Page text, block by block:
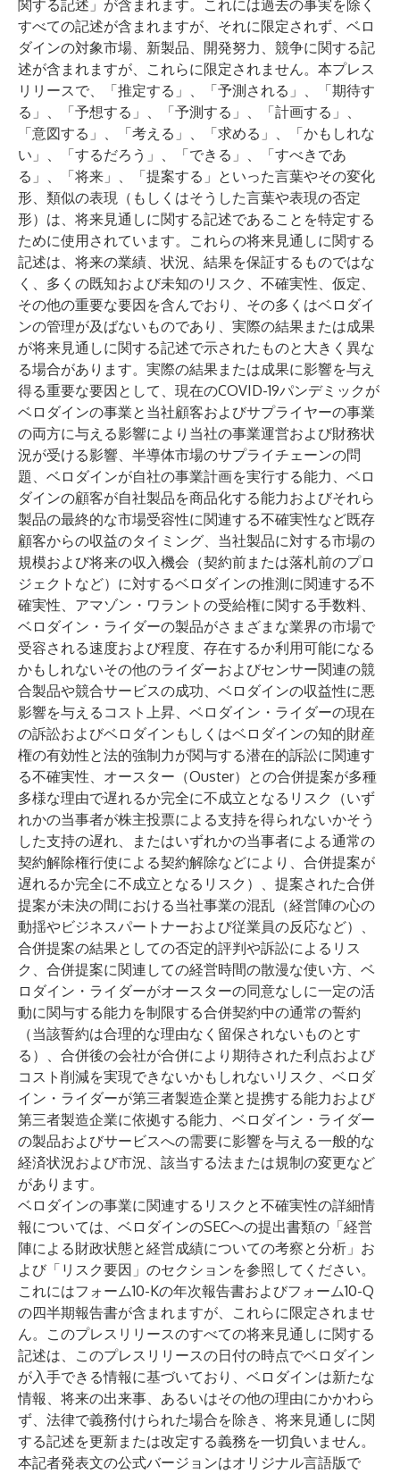
関する記述」が含まれます。これには過去の事実を除く
すべての記述が含まれますが、それに限定されず、ベロ
ダインの対象市場、新製品、開発努力、競争に関する記
述が含まれますが、これらに限定されません。本プレス
リリースで、「推定する」、「予測される」、「期待す
る」、「予想する」、「予測する」、「計画する」、
「意図する」、「考える」、「求める」、「かもしれな
い」、「するだろう」、「できる」、「すべきであ
る」、「将来」、「提案する」といった言葉やその変化
形、類似の表現（もしくはそうした言葉や表現の否定
形）は、将来見通しに関する記述であることを特定する
ために使用されています。これらの将来見通しに関する
記述は、将来の業績、状況、結果を保証するものではな
く、多くの既知および未知のリスク、不確実性、仮定、
その他の重要な要因を含んでおり、その多くはベロダイ
ンの管理が及ばないものであり、実際の結果または成果
が将来見通しに関する記述で示されたものと大きく異な
る場合があります。実際の結果または成果に影響を与え
得る重要な要因として、現在のCOVID-19パンデミックが
ベロダインの事業と当社顧客およびサプライヤーの事業
の両方に与える影響により当社の事業運営および財務状
況が受ける影響、半導体市場のサプライチェーンの問
題、ベロダインが自社の事業計画を実行する能力、ベロ
ダインの顧客が自社製品を商品化する能力およびそれら
製品の最終的な市場受容性に関連する不確実性など既存
顧客からの収益のタイミング、当社製品に対する市場の
規模および将来の収入機会（契約前または落札前のプロ
ジェクトなど）に対するベロダインの推測に関連する不
確実性、アマゾン・ワラントの受給権に関する手数料、
ベロダイン・ライダーの製品がさまざまな業界の市場で
受容される速度および程度、存在するか利用可能になる
かもしれないその他のライダーおよびセンサー関連の競
合製品や競合サービスの成功、ベロダインの収益性に悪
影響を与えるコスト上昇、ベロダイン・ライダーの現在
の訴訟およびベロダインもしくはベロダインの知的財産
権の有効性と法的強制力が関与する潜在的訴訟に関連す
る不確実性、オースター（Ouster）との合併提案が多種
多様な理由で遅れるか完全に不成立となるリスク（いず
れかの当事者が株主投票による支持を得られないかそう
した支持の遅れ、またはいずれかの当事者による通常の
契約解除権行使による契約解除などにより、合併提案が
遅れるか完全に不成立となるリスク）、提案された合併
提案が未決の間における当社事業の混乱（経営陣の心の
動揺やビジネスパートナーおよび従業員の反応など）、
合併提案の結果としての否定的評判や訴訟によるリス
ク、合併提案に関連しての経営時間の散漫な使い方、ベ
ロダイン・ライダーがオースターの同意なしに一定の活
動に関与する能力を制限する合併契約中の通常の誓約
（当該誓約は合理的な理由なく留保されないものとす
る）、合併後の会社が合併により期待された利点および
コスト削減を実現できないかもしれないリスク、ベロダ
イン・ライダーが第三者製造企業と提携する能力および
第三者製造企業に依拠する能力、ベロダイン・ライダー
の製品およびサービスへの需要に影響を与える一般的な
経済状況および市況、該当する法または規制の変更など
があります。
ベロダインの事業に関連するリスクと不確実性の詳細情
報については、ベロダインのSECへの提出書類の「経営
陣による財政状態と経営成績についての考察と分析」お
よび「リスク要因」のセクションを参照してください。
これにはフォーム10-Kの年次報告書およびフォーム10-Q
の四半期報告書が含まれますが、これらに限定されませ
ん。このプレスリリースのすべての将来見通しに関する
記述は、このプレスリリースの日付の時点でベロダイン
が入手できる情報に基づいており、ベロダインは新たな
情報、将来の出来事、あるいはその他の理由にかかわら
ず、法律で義務付けられた場合を除き、将来見通しに関
する記述を更新または改定する義務を一切負いません。
本記者発表文の公式バージョンはオリジナル言語版で